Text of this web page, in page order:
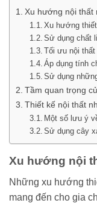
Xu hướng nội thất
Xu hướng
Sử dụng chất
Tối ưu nội
Áp dụng tính
Sử dụng
Tầm quan trọng
Thiết kế nội thất
Một số lưu ý
Sử dụng cây
Xu hướng nội
Những xu hướng
mang đến cho gia